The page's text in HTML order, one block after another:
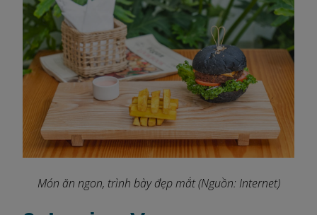
Món ăn ngon, trình bày đẹp mắt (Nguồn: Internet)